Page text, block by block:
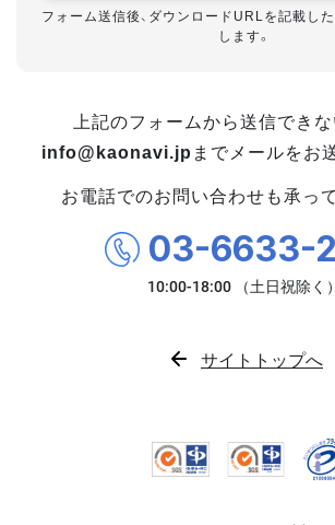
フォーム送信後、ダウンロードURLを記載し
します。
上記のフォームから送信できな
info@kaonavi.jp までメールをお
お電話でのお問い合わせも承っ
03-6633-
サイトトップへ